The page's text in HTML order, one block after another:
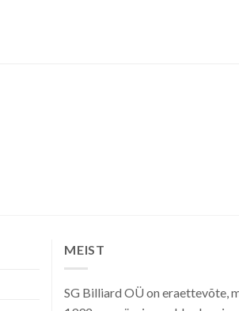
MEIST
SG Billiard OÜ on eraettevõte,